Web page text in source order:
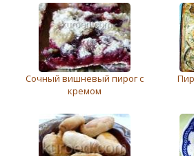
Сочный вишневый пирог с
кремом